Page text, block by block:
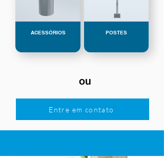
ACESSÓRIOS POSTES
ou
Entre em contato